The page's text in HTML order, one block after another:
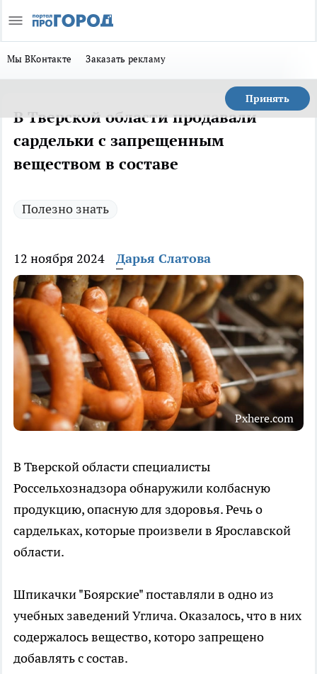
Мы ВКонтакте Заказать рекламу
Принять
В Тверской области продавали
сардельки с запрещенным
веществом в составе
Полезно знать
12 ноября 2024 Дарья Слатова
Pxhere.com
В Тверской области специалисты
Россельхознадзора обнаружили колбасную
продукцию, опасную для здоровья. Речь о
сардельках, которые произвели в Ярославской
области.
Шпикачки "Боярские" поставляли в одно из
учебных заведений Углича. Оказалось, что в них
содержалось вещество, которо запрещено
добавлять с состав.